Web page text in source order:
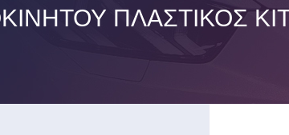
ΠΛΑΣΤΙΚΌΣ